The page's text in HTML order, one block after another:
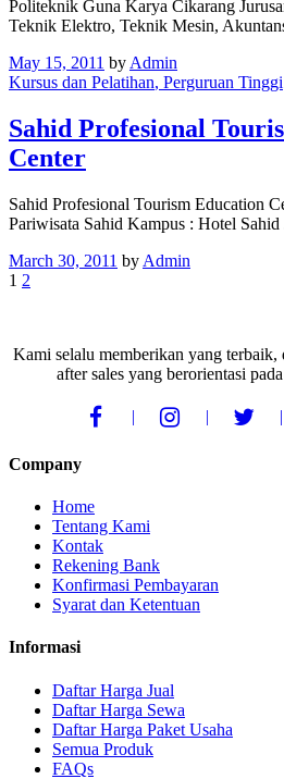
Politeknik Guna Karya Cikarang
Teknik Elektro, Teknik Mesin,
May 15, 2011 by Admin
Kursus dan Pelatihan, Perguruan Tinggi
Sahid Profesional
Center
Sahid Profesional Tourism Education
Pariwisata Sahid Kampus : Hotel
March 30, 2011 by Admin
1 2
Kami selalu memberikan yang
after sales yang berorientasi
Company
Home
Tentang Kami
Kontak
Rekening Bank
Konfirmasi Pembayaran
Syarat dan Ketentuan
Informasi
Daftar Harga Jual
Daftar Harga Sewa
Daftar Harga Paket Usaha
Semua Produk
FAQs